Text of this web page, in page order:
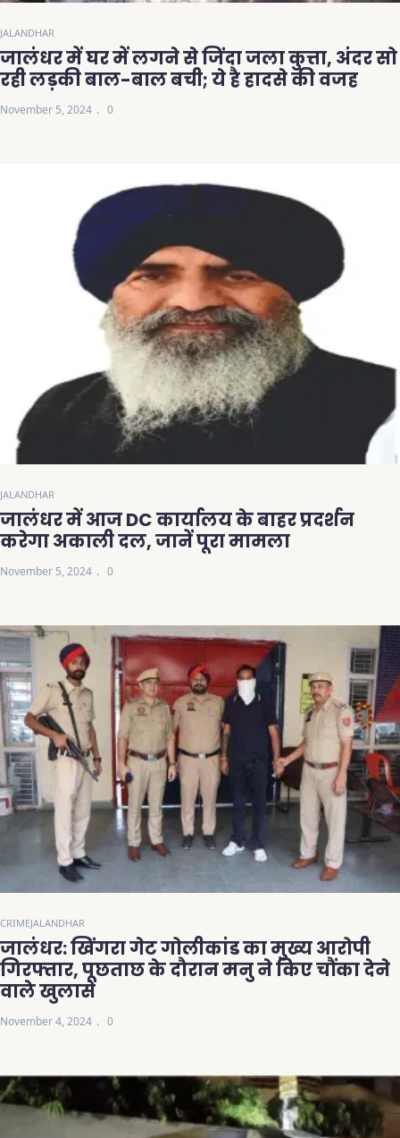
JALANDHAR
जालंधर में घर में लगने से जिंदा जला कुत्ता, अंदर सो
रही लड़की बाल-बाल बची; ये है हादसे की वजह
November 5, 2024 0
JALANDHAR
जालंधर में आज DC कार्यालय के बाहर प्रदर्शन
करेगा अकाली दल, जानें पूरा मामला
November 5, 2024 0
CRIMEJALANDHAR
जालंधर: खिंगरा गेट गोलीकांड का मुख्य आरोपी
गिरफ्तार, पूछताछ के दौरान मनु ने किए चौंका देने
वाले खुलासे
November 4, 2024 0